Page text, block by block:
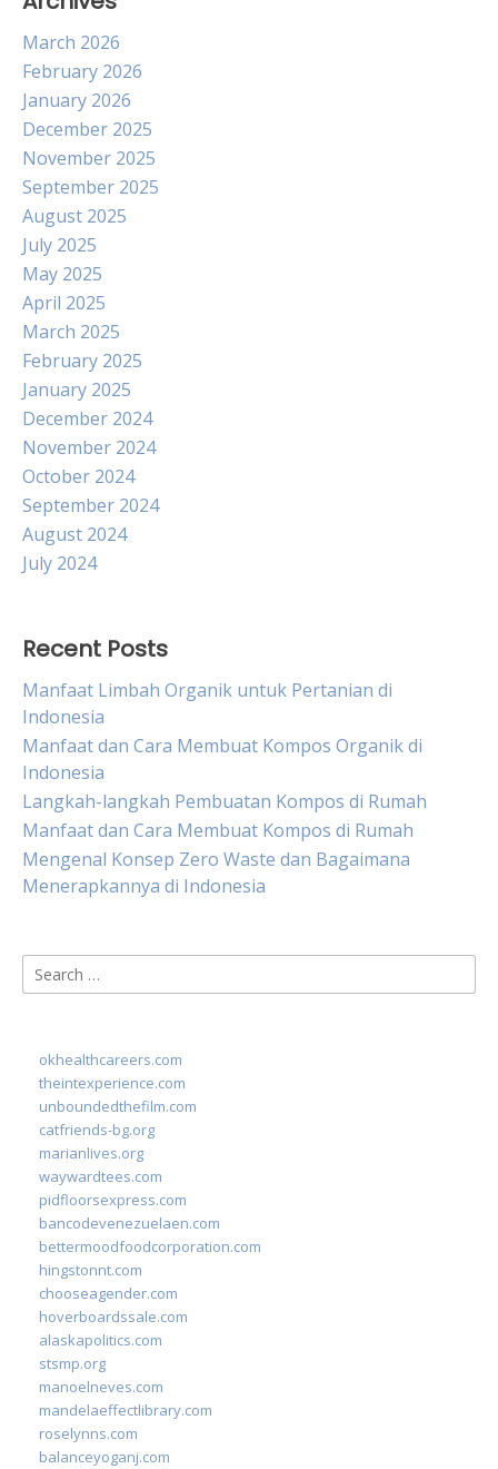
March 2026
February 2026
January 2026
December 2025
November 2025
September 2025
August 2025
July 2025
May 2025
April 2025
March 2025
February 2025
January 2025
December 2024
November 2024
October 2024
September 2024
August 2024
July 2024
Recent Posts
Manfaat Limbah Organik untuk Pertanian di
Indonesia
Manfaat dan Cara Membuat Kompos Organik di
Indonesia
Langkah-langkah Pembuatan Kompos di Rumah
Manfaat dan Cara Membuat Kompos di Rumah
Mengenal Konsep Zero Waste dan Bagaimana
Menerapkannya di Indonesia
Search
for:
okhealthcareers.com
theintexperience.com
unboundedthefilm.com
catfriends-bg.org
marianlives.org
waywardtees.com
pidfloorsexpress.com
bancodevenezuelaen.com
bettermoodfoodcorporation.com
hingstonnt.com
chooseagender.com
hoverboardssale.com
alaskapolitics.com
stsmp.org
manoelneves.com
mandelaeffectlibrary.com
roselynns.com
balanceyoganj.com